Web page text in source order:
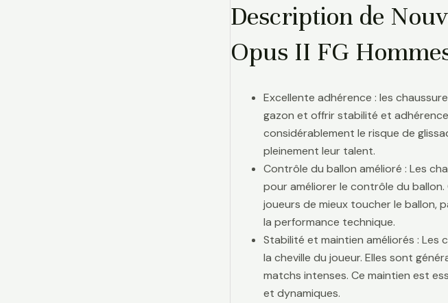
Description de
Opus II FG
Excellente adhérence : les
gazon et offrir stabilité et
considérablement le risque de
pleinement leur talent.
Contrôle du ballon amélioré : Les
pour améliorer le contrôle du
joueurs de mieux toucher le ballon,
la performance technique.
Stabilité et maintien améliorés :
la cheville du joueur. Elles sont
matchs intenses. Ce maintien est
et dynamiques.